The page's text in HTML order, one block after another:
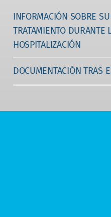
INFORMACIÓN SOBRE
TRATAMIENTO DURANTE
HOSPITALIZACIÓN
DOCUMENTACIÓN TRAS